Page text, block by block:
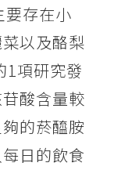
要存在小
以及酪梨
1項研究發
酸含量較
的菸醯胺
日的飲食